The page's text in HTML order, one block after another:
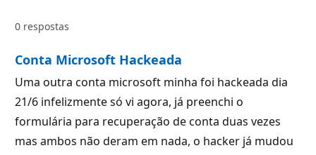
0 respostas
Conta Microsoft Hackeada
Uma outra conta microsoft minha foi hackeada dia
21/6 infelizmente só vi agora, já preenchi o
formulária para recuperação de conta duas vezes
mas ambos não deram em nada, o hacker já mudou